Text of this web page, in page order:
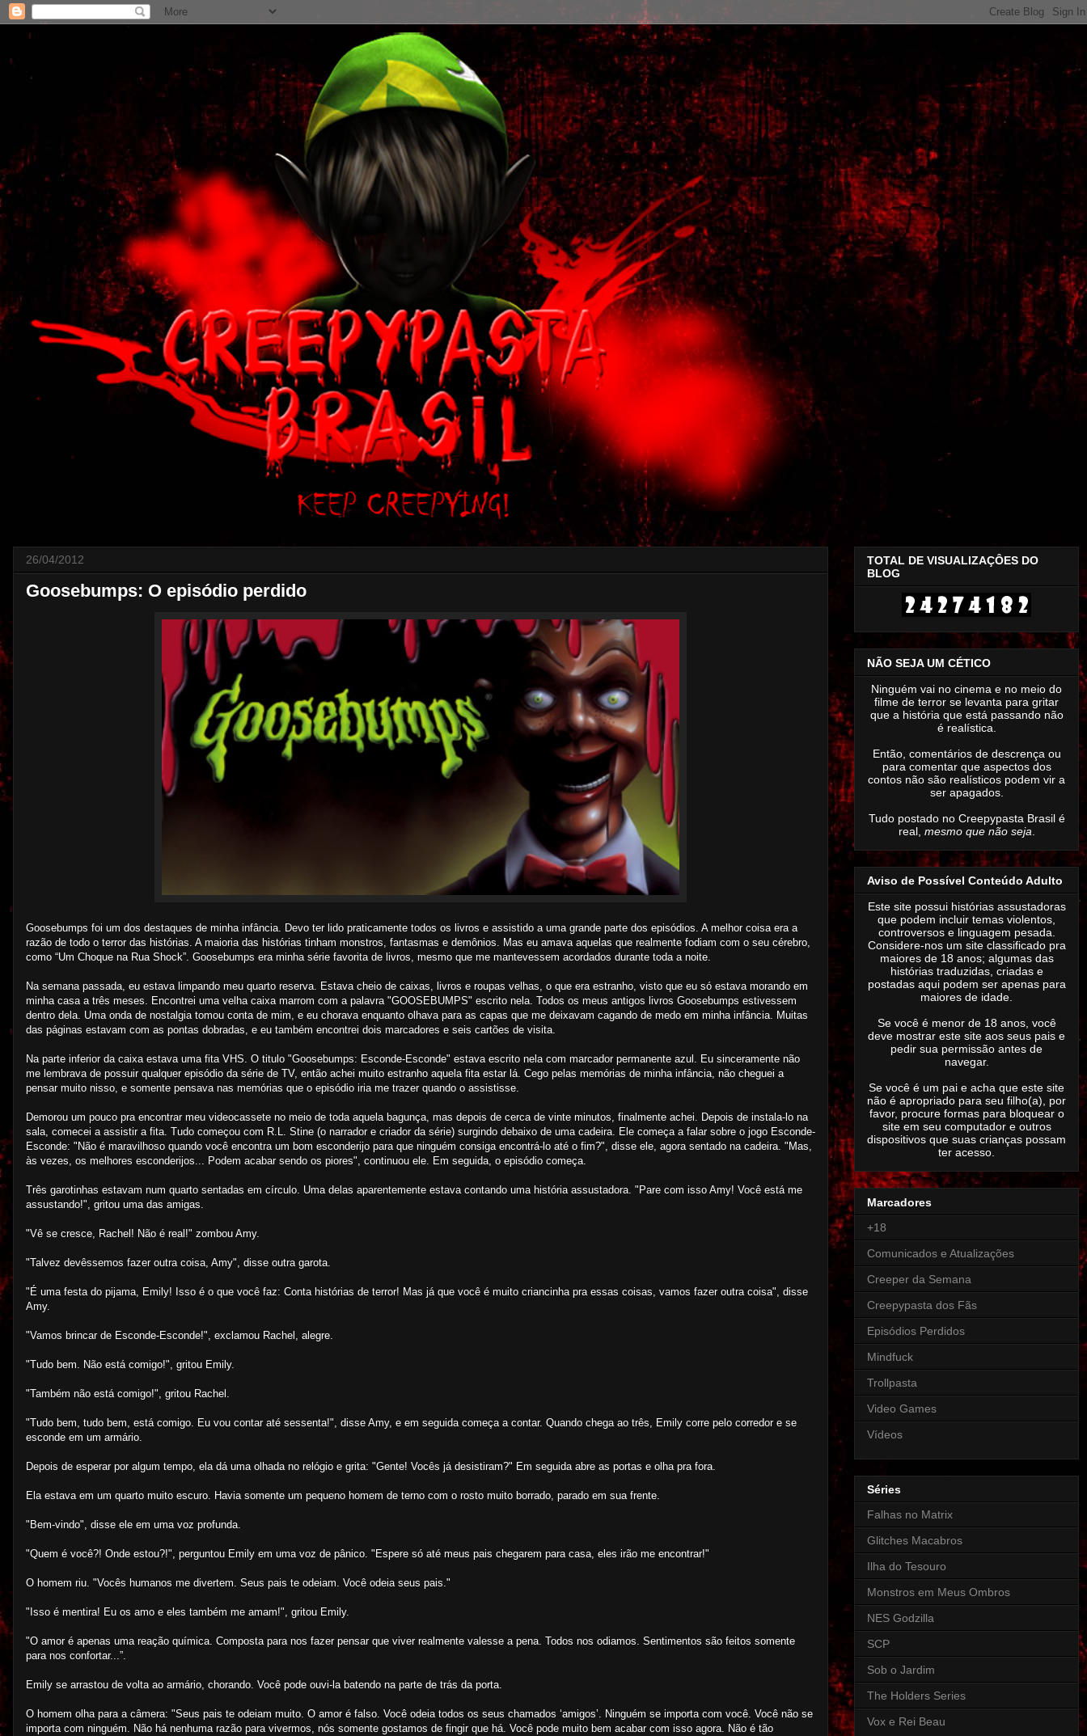
26/04/2012
Goosebumps: O episódio perdido
Goosebumps foi um dos destaques de minha infância. Devo ter lido praticamente todos os livros e assistido a uma grande parte dos episódios. A melhor coisa era a
razão de todo o terror das histórias. A maioria das histórias tinham monstros, fantasmas e demônios. Mas eu amava aquelas que realmente fodiam com o seu cérebro,
como “Um Choque na Rua Shock”. Goosebumps era minha série favorita de livros, mesmo que me mantevessem acordados durante toda a noite.
Na semana passada, eu estava limpando meu quarto reserva. Estava cheio de caixas, livros e roupas velhas, o que era estranho, visto que eu só estava morando em
minha casa a três meses. Encontrei uma velha caixa marrom com a palavra "GOOSEBUMPS" escrito nela. Todos os meus antigos livros Goosebumps estivessem
dentro dela. Uma onda de nostalgia tomou conta de mim, e eu chorava enquanto olhava para as capas que me deixavam cagando de medo em minha infância. Muitas
das páginas estavam com as pontas dobradas, e eu também encontrei dois marcadores e seis cartões de visita.
Na parte inferior da caixa estava uma fita VHS. O titulo "Goosebumps: Esconde-Esconde" estava escrito nela com marcador permanente azul. Eu sinceramente não
me lembrava de possuir qualquer episódio da série de TV, então achei muito estranho aquela fita estar lá. Cego pelas memórias de minha infância, não cheguei a
pensar muito nisso, e somente pensava nas memórias que o episódio iria me trazer quando o assistisse.
Demorou um pouco pra encontrar meu videocassete no meio de toda aquela bagunça, mas depois de cerca de vinte minutos, finalmente achei. Depois de instala-lo na
sala, comecei a assistir a fita. Tudo começou com R.L. Stine (o narrador e criador da série) surgindo debaixo de uma cadeira. Ele começa a falar sobre o jogo Esconde-
Esconde: "Não é maravilhoso quando você encontra um bom esconderijo para que ninguém consiga encontrá-lo até o fim?", disse ele, agora sentado na cadeira. "Mas,
às vezes, os melhores esconderijos... Podem acabar sendo os piores", continuou ele. Em seguida, o episódio começa.
Três garotinhas estavam num quarto sentadas em círculo. Uma delas aparentemente estava contando uma história assustadora. "Pare com isso Amy! Você está me
assustando!", gritou uma das amigas.
"Vê se cresce, Rachel! Não é real!" zombou Amy.
"Talvez devêssemos fazer outra coisa, Amy", disse outra garota.
"É uma festa do pijama, Emily! Isso é o que você faz: Conta histórias de terror! Mas já que você é muito criancinha pra essas coisas, vamos fazer outra coisa", disse
Amy.
"Vamos brincar de Esconde-Esconde!", exclamou Rachel, alegre.
"Tudo bem. Não está comigo!", gritou Emily.
"Também não está comigo!", gritou Rachel.
"Tudo bem, tudo bem, está comigo. Eu vou contar até sessenta!", disse Amy, e em seguida começa a contar. Quando chega ao três, Emily corre pelo corredor e se
esconde em um armário.
Depois de esperar por algum tempo, ela dá uma olhada no relógio e grita: "Gente! Vocês já desistiram?" Em seguida abre as portas e olha pra fora.
Ela estava em um quarto muito escuro. Havia somente um pequeno homem de terno com o rosto muito borrado, parado em sua frente.
"Bem-vindo", disse ele em uma voz profunda.
"Quem é você?! Onde estou?!", perguntou Emily em uma voz de pânico. "Espere só até meus pais chegarem para casa, eles irão me encontrar!"
O homem riu. "Vocês humanos me divertem. Seus pais te odeiam. Você odeia seus pais."
"Isso é mentira! Eu os amo e eles também me amam!", gritou Emily.
"O amor é apenas uma reação química. Composta para nos fazer pensar que viver realmente valesse a pena. Todos nos odiamos. Sentimentos são feitos somente
para nos confortar...”.
Emily se arrastou de volta ao armário, chorando. Você pode ouvi-la batendo na parte de trás da porta.
O homem olha para a câmera: "Seus pais te odeiam muito. O amor é falso. Você odeia todos os seus chamados ‘amigos’. Ninguém se importa com você. Você não se
importa com ninguém. Não há nenhuma razão para vivermos, nós somente gostamos de fingir que há. Você pode muito bem acabar com isso agora. Não é tão
TOTAL DE VISUALIZAÇÔES DO
BLOG
NÃO SEJA UM CÉTICO
Ninguém vai no cinema e no meio do
filme de terror se levanta para gritar
que a história que está passando não
é realística.
Então, comentários de descrença ou
para comentar que aspectos dos
contos não são realísticos podem vir a
ser apagados.
Tudo postado no Creepypasta Brasil é
real, mesmo que não seja
Aviso de Possível Conteúdo Adulto
Este site possui histórias assustadoras
que podem incluir temas violentos,
controversos e linguagem pesada.
Considere-nos um site classificado pra
maiores de 18 anos; algumas das
histórias traduzidas, criadas e
postadas aqui podem ser apenas para
maiores de idade.
Se você é menor de 18 anos, você
deve mostrar este site aos seus pais e
pedir sua permissão antes de
navegar.
Se você é um pai e acha que este site
não é apropriado para seu filho(a), por
favor, procure formas para bloquear o
site em seu computador e outros
dispositivos que suas crianças possam
ter acesso.
Marcadores
+18
Comunicados e Atualizações
Creeper da Semana
Creepypasta dos Fãs
Episódios Perdidos
Mindfuck
Trollpasta
Video Games
Vídeos
Séries
Falhas no Matrix
Glitches Macabros
Ilha do Tesouro
Monstros em Meus Ombros
NES Godzilla
SCP
Sob o Jardim
The Holders Series
Vox e Rei Beau